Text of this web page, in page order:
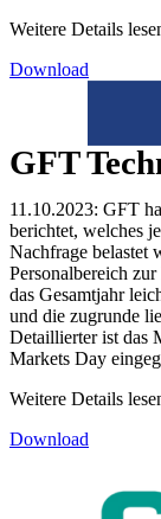
Weitere Details
Download
GFT
11.10.2023: GFT
berichtet, welches
Nachfrage belastet
Personalbereich
das Gesamtjahr
und die zugrunde
Detaillierter ist das
Markets Day
Weitere Details
Download